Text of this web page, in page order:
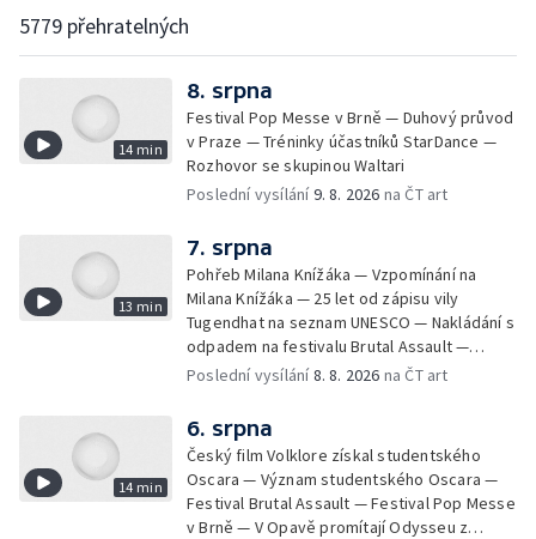
5779 přehratelných
14 min
8. srpna
Festival Pop Messe v Brně — Duhový průvod
v Praze — Tréninky účastníků StarDance —
Rozhovor se skupinou Waltari
Poslední vysílání9. 8. 2026 na ČT art
13 min
7. srpna
Pohřeb Milana Knížáka — Vzpomínání na
Milana Knížáka — 25 let od zápisu vily
Tugendhat na seznam UNESCO — Nakládání s
odpadem na festivalu Brutal Assault —
Koncert Marka Ztraceného na Letenské pláni
Poslední vysílání8. 8. 2026 na ČT art
14 min
6. srpna
Český film Volklore získal studentského
Oscara — Význam studentského Oscara —
Festival Brutal Assault — Festival Pop Messe
v Brně — V Opavě promítají Odysseu z